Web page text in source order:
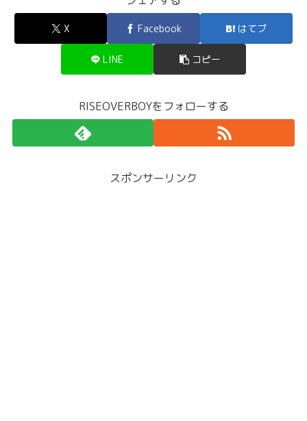
X Facebook はてブ
LINE コピー
RISEOVERBOYをフォローする
スポンサーリンク